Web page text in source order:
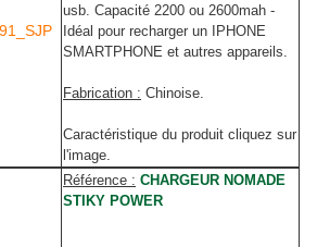
usb. Capacité 2200 ou 2600mah -
Idéal pour recharger un IPHONE
SMARTPHONE et autres appareils.
Fabrication : Chinoise.
Caractéristique du produit cliquez sur
l'image.
Référence : CHARGEUR NOMADE
STIKY POWER